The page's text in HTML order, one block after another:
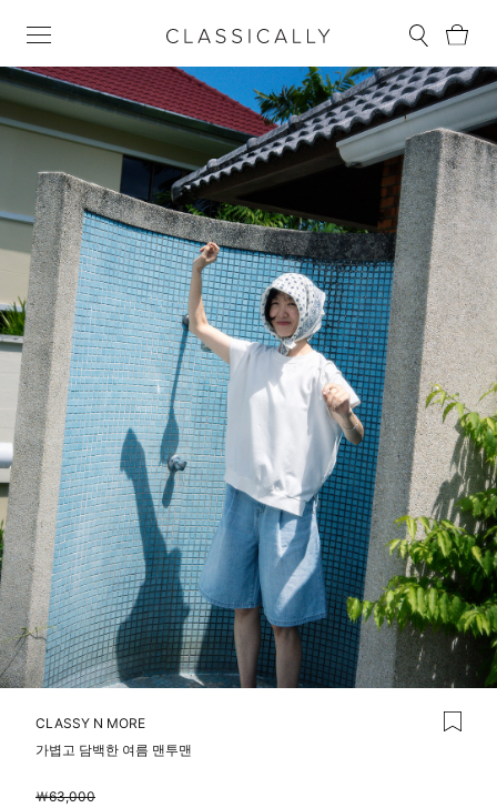
CLASSY N MORE
가볍고 담백한 여름 맨투맨
￦63,000